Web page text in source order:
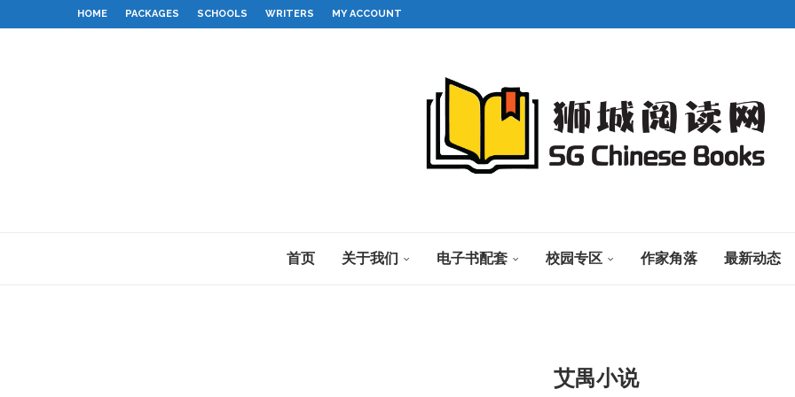
HOME PACKAGES SCHOOLS WRITERS MY ACCOUNT
首页 关于我们 电子书配套 校园专区 作家角落 最新动态
艾禺小说